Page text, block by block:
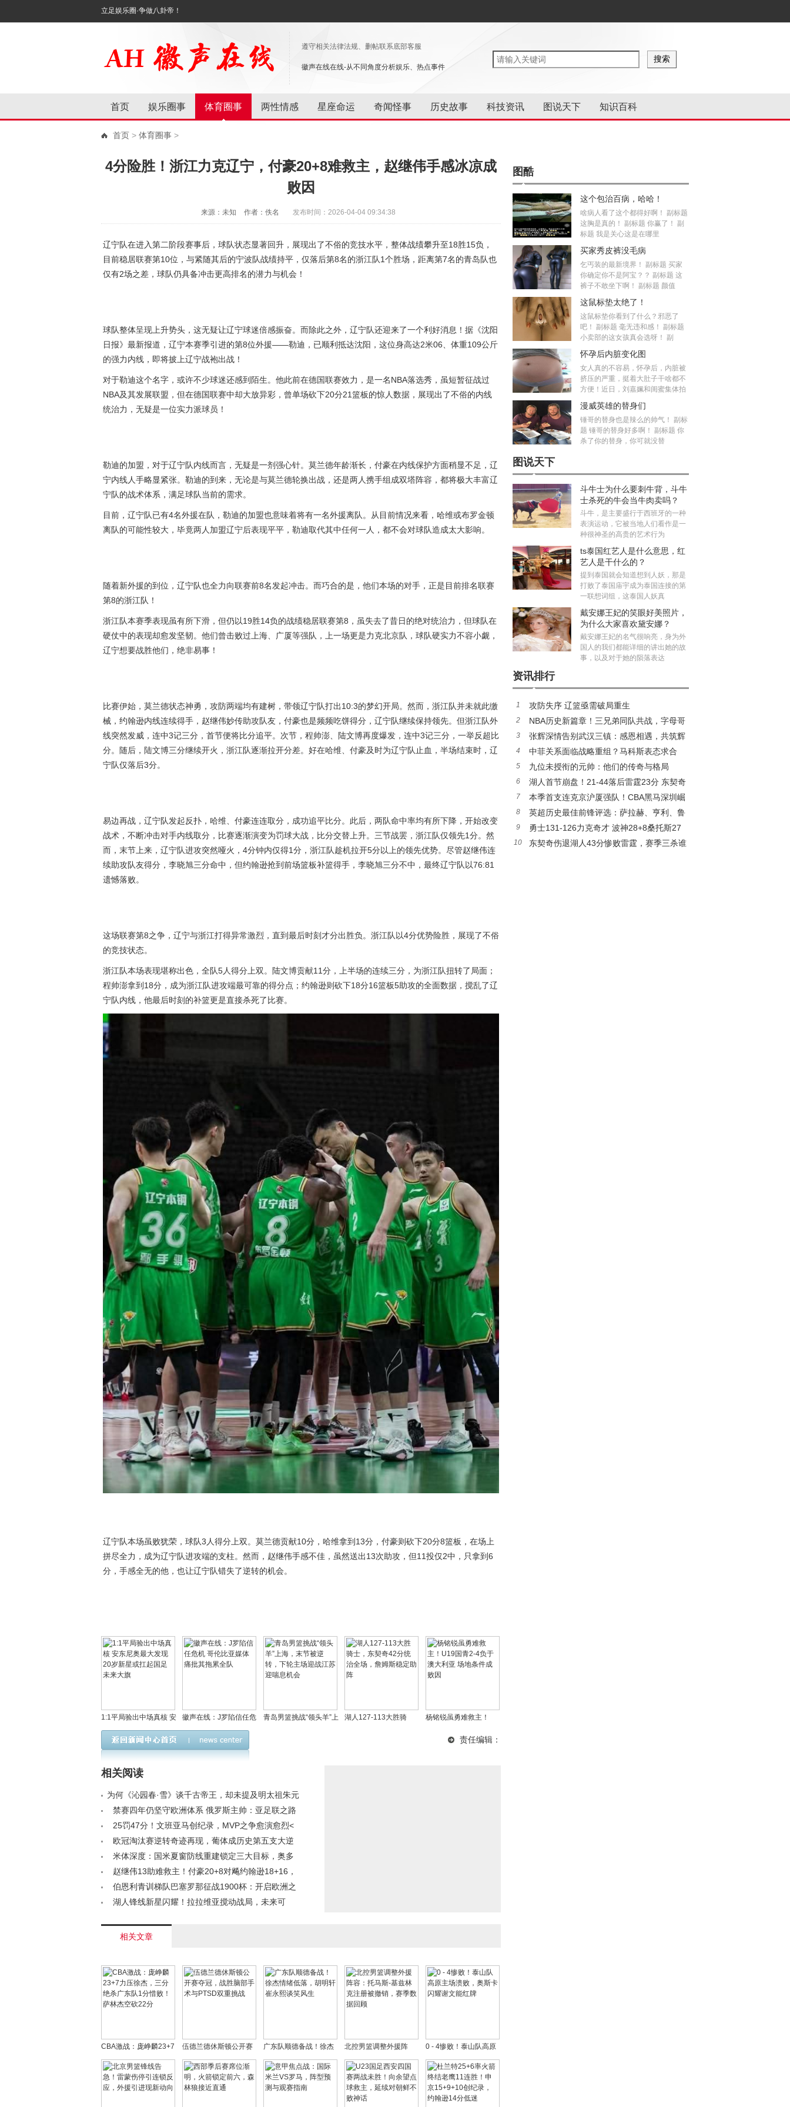
立足娱乐圈·争做八卦帝！
遵守相关法律法规、删帖联系底部客服
徽声在线在线-从不同角度分析娱乐、热点事件
首页 娱乐圈事 体育圈事 两性情感 星座命运 奇闻怪事 历史故事 科技资讯 图说天下 知识百科
首页 > 体育圈事 >
4分险胜！浙江力克辽宁，付豪20+8难救主，赵继伟手感冰凉成
败因
来源：未知 作者：佚名 发布时间：2026-04-04 09:34:38
辽宁队在进入第二阶段赛事后，球队状态显著回升，展现出了不俗的竞技水平，整体战绩攀升至18胜15负，
目前稳居联赛第10位，与紧随其后的宁波队战绩持平，仅落后第8名的浙江队1个胜场，距离第7名的青岛队也
仅有2场之差，球队仍具备冲击更高排名的潜力与机会！
球队整体呈现上升势头，这无疑让辽宁球迷倍感振奋。而除此之外，辽宁队还迎来了一个利好消息！据《沈阳
日报》最新报道，辽宁本赛季引进的第8位外援——勒迪，已顺利抵达沈阳，这位身高达2米06、体重109公斤
的强力内线，即将披上辽宁战袍出战！
对于勒迪这个名字，或许不少球迷还感到陌生。他此前在德国联赛效力，是一名NBA落选秀，虽短暂征战过
NBA及其发展联盟，但在德国联赛中却大放异彩，曾单场砍下20分21篮板的惊人数据，展现出了不俗的内线
统治力，无疑是一位实力派球员！
勒迪的加盟，对于辽宁队内线而言，无疑是一剂强心针。莫兰德年龄渐长，付豪在内线保护方面稍显不足，辽
宁内线人手略显紧张。勒迪的到来，无论是与莫兰德轮换出战，还是两人携手组成双塔阵容，都将极大丰富辽
宁队的战术体系，满足球队当前的需求。
目前，辽宁队已有4名外援在队，勒迪的加盟也意味着将有一名外援离队。从目前情况来看，哈维或布罗金顿
离队的可能性较大，毕竟两人加盟辽宁后表现平平，勒迪取代其中任何一人，都不会对球队造成太大影响。
随着新外援的到位，辽宁队也全力向联赛前8名发起冲击。而巧合的是，他们本场的对手，正是目前排名联赛
第8的浙江队！
浙江队本赛季表现虽有所下滑，但仍以19胜14负的战绩稳居联赛第8，虽失去了昔日的绝对统治力，但球队在
硬仗中的表现却愈发坚韧。他们曾击败过上海、广厦等强队，上一场更是力克北京队，球队硬实力不容小觑，
辽宁想要战胜他们，绝非易事！
比赛伊始，莫兰德状态神勇，攻防两端均有建树，带领辽宁队打出10:3的梦幻开局。然而，浙江队并未就此缴
械，约翰逊内线连续得手，赵继伟妙传助攻队友，付豪也是频频吃饼得分，辽宁队继续保持领先。但浙江队外
线突然发威，连中3记三分，首节便将比分追平。次节，程帅澎、陆文博再度爆发，连中3记三分，一举反超比
分。随后，陆文博三分继续开火，浙江队逐渐拉开分差。好在哈维、付豪及时为辽宁队止血，半场结束时，辽
宁队仅落后3分。
易边再战，辽宁队发起反扑，哈维、付豪连连取分，成功追平比分。此后，两队命中率均有所下降，开始改变
战术，不断冲击对手内线取分，比赛逐渐演变为罚球大战，比分交替上升。三节战罢，浙江队仅领先1分。然
而，末节上来，辽宁队进攻突然哑火，4分钟内仅得1分，浙江队趁机拉开5分以上的领先优势。尽管赵继伟连
续助攻队友得分，李晓旭三分命中，但约翰逊抢到前场篮板补篮得手，李晓旭三分不中，最终辽宁队以76:81
遗憾落败。
这场联赛第8之争，辽宁与浙江打得异常激烈，直到最后时刻才分出胜负。浙江队以4分优势险胜，展现了不俗
的竞技状态。
浙江队本场表现堪称出色，全队5人得分上双。陆文博贡献11分，上半场的连续三分，为浙江队扭转了局面；
程帅澎拿到18分，成为浙江队进攻端最可靠的得分点；约翰逊则砍下18分16篮板5助攻的全面数据，搅乱了辽
宁队内线，他最后时刻的补篮更是直接杀死了比赛。
辽宁队本场虽败犹荣，球队3人得分上双。莫兰德贡献10分，哈维拿到13分，付豪则砍下20分8篮板，在场上
拼尽全力，成为辽宁队进攻端的支柱。然而，赵继伟手感不佳，虽然送出13次助攻，但11投仅2中，只拿到6
分，手感全无的他，也让辽宁队错失了逆转的机会。
1:1平局验出中场真核 安
东尼奥最大发现 20岁新
星或扛起国足未来大旗
徽声在线：J罗陷信任危
机 哥伦比亚媒体痛批其
青岛男篮挑战“领头羊”上
湖人127-113大胜骑
杨铭锐虽勇难救主！
亚 场地条件成败因
责任编辑：
相关阅读
为何《沁园春·雪》谈千古帝王，却未提及明太祖朱元
璋？< /a>
禁赛四年仍坚守欧洲体系 俄罗斯主帅：亚足联之路
难解世界杯困局< /a>
25罚47分！文班亚马创纪录，MVP之争愈演愈烈<
/a> 欧冠淘汰赛逆转奇迹再现，葡体成历史第五支大逆
转球队< /a>
米体深度：国米夏窗防线重建锁定三大目标，奥多
涅斯领衔亿元级引援计划< /a>
赵继伟13助难救主！付豪20+8对飚约翰逊18+16，
辽篮惜败浙江仍握主动权< /a>
伯恩利青训梯队巴塞罗那征战1900杯：开启欧洲之
星之旅< /a>
湖人锋线新星闪耀！拉拉维亚搅动战局，未来可
相关文章
CBA激战：庞峥麟23+7
力压徐杰，三分绝杀广
东队1分惜败！萨林杰空
砍22分
伍德兰德休斯顿公开赛
夺冠，战胜脑部手术与
PTSD双重挑战
广东队顺德备战！徐杰
情绪低落，胡明轩崔永
熙谈笑风生
北控男篮调整外援阵
容：托马斯-基兹林克注
册被撤销，赛季数据回
顾
0 - 4惨败！泰山队高原
主场溃败，奥斯卡闪耀
谢文能红牌
图酷
这个包治百病，哈哈！
啥病人看了这个都得好啊！ 副标题
这胸是真的！ 副标题 你赢了！ 副
标题 我是关心这是在哪里
买家秀皮裤没毛病
乞丐装的最新境界！ 副标题 买家
你确定你不是阿宝？？ 副标题 这
裤子不敢坐下啊！ 副标题 颜值
这鼠标垫太绝了！
这鼠标垫你看到了什么？邪恶了
吧！ 副标题 毫无违和感！ 副标题
小卖部的这女孩真会选呀！ 副
怀孕后内脏变化图
女人真的不容易，怀孕后，内脏被
挤压的严重，挺着大肚子干啥都不
方便！近日，刘嘉姵和闺蜜集体拍
漫威英雄的替身们
锤哥的替身也是辣么的帅气！ 副标
题 锤哥的替身好多啊！ 副标题 你
杀了你的替身，你可就没替
图说天下
斗牛士为什么要刺牛背，斗牛
士杀死的牛会当牛肉卖吗？
斗牛，是主要盛行于西班牙的一种
表演运动，它被当地人们看作是一
种很神圣的高贵的艺术行为
ts泰国红艺人是什么意思，红
艺人是干什么的？
提到泰国就会知道想到人妖，那是
打败了泰国庙宇成为泰国连接的第
一联想词组，这泰国人妖真
戴安娜王妃的笑眼好美照片，
为什么大家喜欢黛安娜？
戴安娜王妃的名气很响亮，身为外
国人的我们都能详细的讲出她的故
事，以及对于她的陨落表达
资讯排行
1 攻防失序 辽篮亟需破局重生
2
NBA历史新篇章！三兄弟同队共战，字母哥
续约风波再起
3
张辉深情告别武汉三镇：感恩相遇，共筑辉
煌旅程
4
中菲关系面临战略重组？马科斯表态求合
作，中方划出明确红线
5 九位未授衔的元帅：他们的传奇与格局
6
湖人首节崩盘！21-44落后雷霆23分 东契奇
詹姆斯集体低迷
7
本季首支连克京沪厦强队！CBA黑马深圳崛
起，总决赛指日可待
8
英超历史最佳前锋评选：萨拉赫、亨利、鲁
尼、C罗等巨星入围
9
勇士131-126力克奇才 波神28+8桑托斯27
分波杰姆斯基全能表现
10
东契奇伤退湖人43分惨败雷霆，赛季三杀谁